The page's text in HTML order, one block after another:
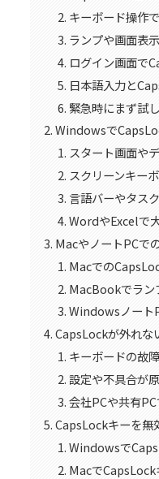
キーボード操作
ランプや画面表
ログイン画面で
日本語入力と
緊急時にまず試
Windowsで
スタート画面や
スクリーンキー
言語バーやタス
WordやExcelで
MacやノートPCで
Macでの
MacBookでラン
Windowsノート
CapsLockが外れな
キーボードの故
設定や不具合が
会社PCや共有
CapsLockキーを無
Windowsで
MacでCapsLock